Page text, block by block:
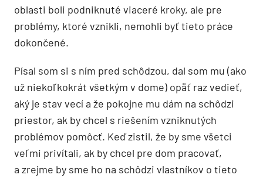
oblasti boli podniknuté viaceré kroky, ale pre
problémy, ktoré vznikli, nemohli byť tieto práce
dokončené.
Písal som si s ním pred schôdzou, dal som mu (ako
už niekoľkokrát všetkým v dome) opäť raz vedieť,
aký je stav vecí a že pokojne mu dám na schôdzi
priestor, ak by chcel s riešením vzniknutých
problémov pomôcť. Keď zistil, že by sme všetci
veľmi privítali, ak by chcel pre dom pracovať,
a zrejme by sme ho na schôdzi vlastníkov o tieto